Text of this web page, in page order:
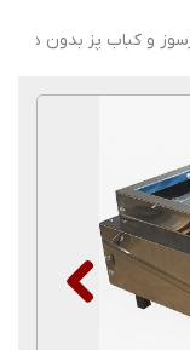
و کباب پز بدون دود